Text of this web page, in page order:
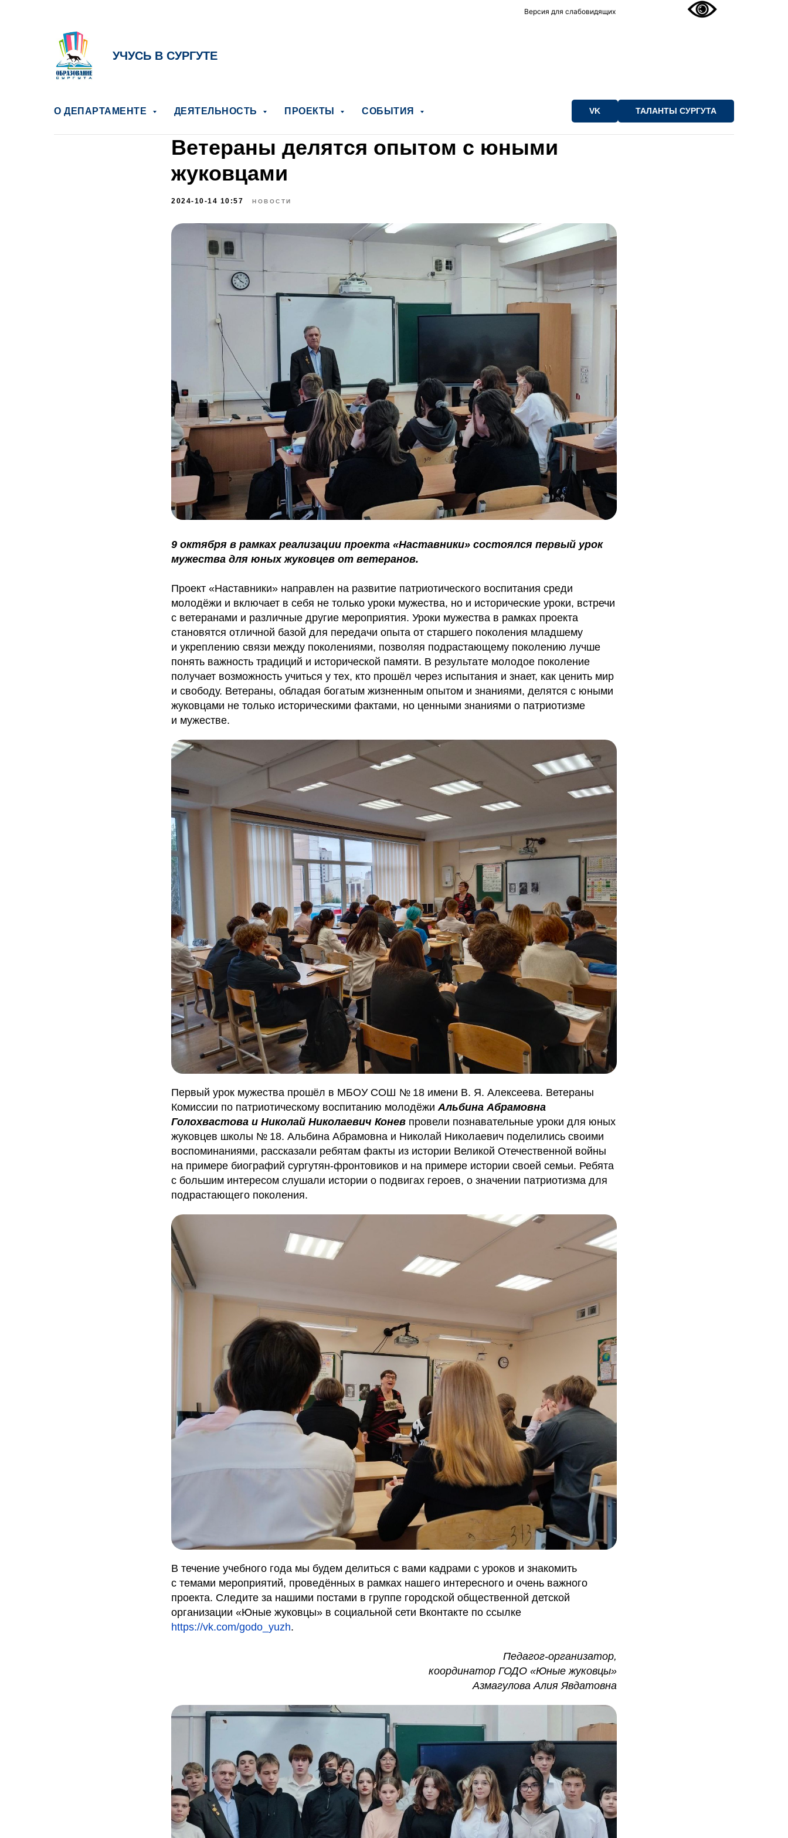
Версия для слабовидящих
УЧУСЬ В СУРГУТЕ
О ДЕПАРТАМЕНТЕ ДЕЯТЕЛЬНОСТЬ ПРОЕКТЫ СОБЫТИЯ VK ТАЛАНТЫ СУРГУТА
Ветераны делятся опытом с юными
жуковцами
2024-10-14 10:57 НОВОСТИ
9 октября в рамках реализации проекта «Наставники» состоялся первый урок
мужества для юных жуковцев от ветеранов.
Проект «Наставники» направлен на развитие патриотического воспитания среди
молодёжи и включает в себя не только уроки мужества, но и исторические уроки, встречи
с ветеранами и различные другие мероприятия. Уроки мужества в рамках проекта
становятся отличной базой для передачи опыта от старшего поколения младшему
и укреплению связи между поколениями, позволяя подрастающему поколению лучше
понять важность традиций и исторической памяти. В результате молодое поколение
получает возможность учиться у тех, кто прошёл через испытания и знает, как ценить мир
и свободу. Ветераны, обладая богатым жизненным опытом и знаниями, делятся с юными
жуковцами не только историческими фактами, но ценными знаниями о патриотизме
и мужестве.
Первый урок мужества прошёл в МБОУ СОШ № 18 имени В. Я. Алексеева. Ветераны
Комиссии по патриотическому воспитанию молодёжи Альбина Абрамовна
Голохвастова и Николай Николаевич Конев провели познавательные уроки для юных
жуковцев школы № 18. Альбина Абрамовна и Николай Николаевич поделились своими
воспоминаниями, рассказали ребятам факты из истории Великой Отечественной войны
на примере биографий сургутян-фронтовиков и на примере истории своей семьи. Ребята
с большим интересом слушали истории о подвигах героев, о значении патриотизма для
подрастающего поколения.
В течение учебного года мы будем делиться с вами кадрами с уроков и знакомить
с темами мероприятий, проведённых в рамках нашего интересного и очень важного
проекта. Следите за нашими постами в группе городской общественной детской
организации «Юные жуковцы» в социальной сети Вконтакте по ссылке
https://vk.com/godo_yuzh.
Педагог-организатор,
координатор ГОДО «Юные жуковцы»
Азмагулова Алия Явдатовна